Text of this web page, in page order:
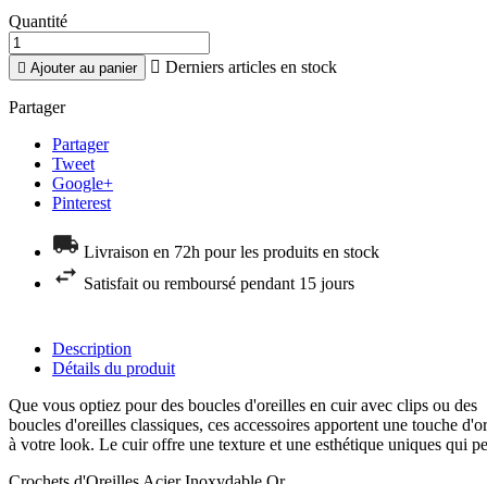
Quantité
 Ajouter au panier  Derniers articles en stock
Partager
Partager
Tweet
Google+
Pinterest
Livraison en 72h pour les produits en stock
Satisfait ou remboursé pendant 15 jours
Description
Détails du produit
Que vous optiez pour des boucles d'oreilles en cuir avec clips ou des
boucles d'oreilles classiques, ces accessoires apportent une touche
à votre look. Le cuir offre une texture et une esthétique uniques qui